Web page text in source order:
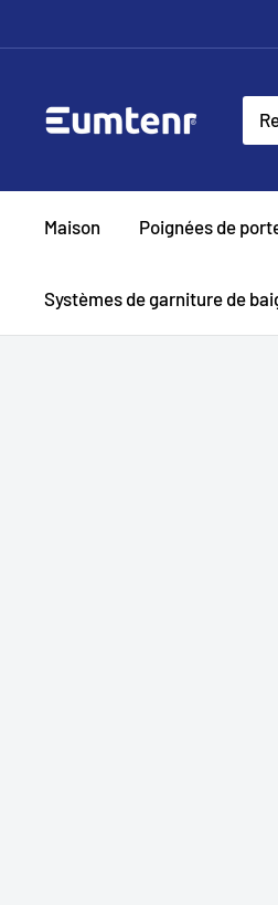
au
Eumtenr
Maison Poignées de
Systèmes de garniture de